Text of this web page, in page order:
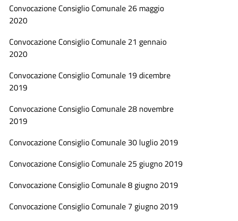
Convocazione Consiglio Comunale 26 maggio
2020
Convocazione Consiglio Comunale 21 gennaio
2020
Convocazione Consiglio Comunale 19 dicembre
2019
Convocazione Consiglio Comunale 28 novembre
2019
Convocazione Consiglio Comunale 30 luglio 2019
Convocazione Consiglio Comunale 25 giugno 2019
Convocazione Consiglio Comunale 8 giugno 2019
Convocazione Consiglio Comunale 7 giugno 2019